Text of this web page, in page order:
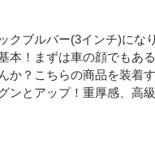
クブルバー(3インチ)にな
本！まずは車の顔でもあ
か？こちらの商品を装着
ンとアップ！重厚感、高